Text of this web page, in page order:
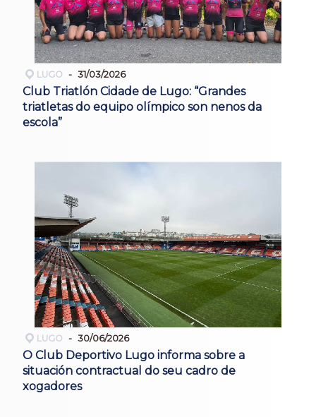
LUGO 31/03/2026
Club Triatlón Cidade de Lugo: “Grandes
triatletas do equipo olímpico son nenos da
escola”
LUGO 30/06/2026
O Club Deportivo Lugo informa sobre a
situación contractual do seu cadro de
xogadores